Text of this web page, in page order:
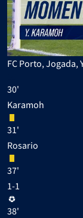
FC Porto, Jogada,
30'
Karamoh
31'
Rosario
37'
1-1
38'